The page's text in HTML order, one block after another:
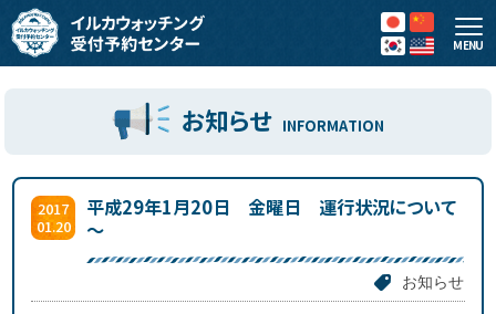
MENU
お知らせ INFORMATION
2017
01.20
平成29年1月20日 金曜日 運行状況について
～
お知らせ